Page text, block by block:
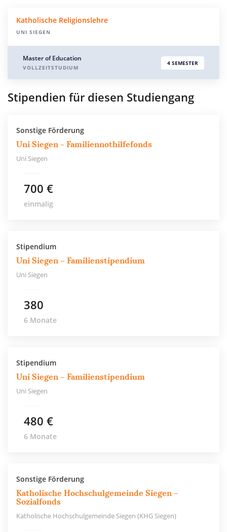
Katholische Religionslehre
UNI SIEGEN
Master of Education
VOLLZEITSTUDIUM
4 SEMESTER
Stipendien für diesen Studiengang
Sonstige Förderung
Uni Siegen - Familiennothilfefonds
Uni Siegen
700 €
einmalig
Stipendium
Uni Siegen – Familienstipendium
Uni Siegen
380
6 Monate
Stipendium
Uni Siegen – Familienstipendium
Uni Siegen
480 €
6 Monate
Sonstige Förderung
Katholische Hochschulgemeinde Siegen –
Sozialfonds
Katholische Hochschulgemeinde Siegen (KHG Siegen)